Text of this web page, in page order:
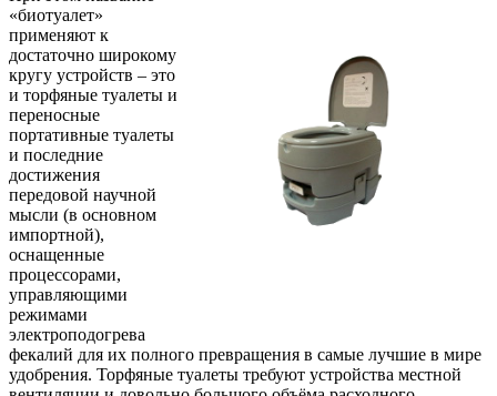
«биотуалет»
применяют к
достаточно широкому
кругу устройств – это
и торфяные туалеты и
переносные
портативные туалеты
и последние
достижения
передовой научной
мысли (в основном
импортной),
оснащенные
процессорами,
управляющими
режимами
электроподогрева
фекалий для их полного превращения в самые лучшие в мире
удобрения. Торфяные туалеты требуют устройства местной